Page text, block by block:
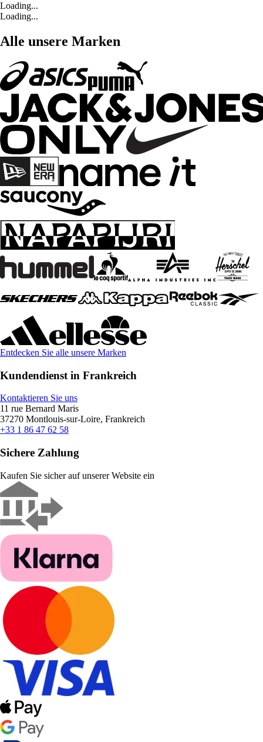
Loading...
Loading...
Alle unsere Marken
Entdecken Sie alle unsere Marken
Kundendienst in Frankreich
Kontaktieren Sie uns
11 rue Bernard Maris
37270 Montlouis-sur-Loire, Frankreich
+33 1 86 47 62 58
Sichere Zahlung
Kaufen Sie sicher auf unserer Website ein